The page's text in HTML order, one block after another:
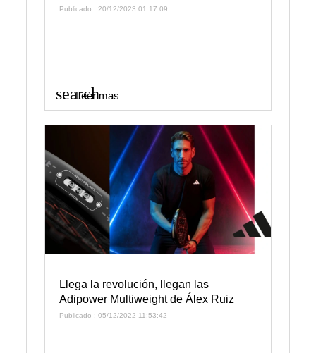
Publicado : 20/12/2023 01:17:09
search
Leer mas
Llega la revolución, llegan las
Adipower Multiweight de Álex Ruiz
Publicado : 05/12/2022 11:53:42